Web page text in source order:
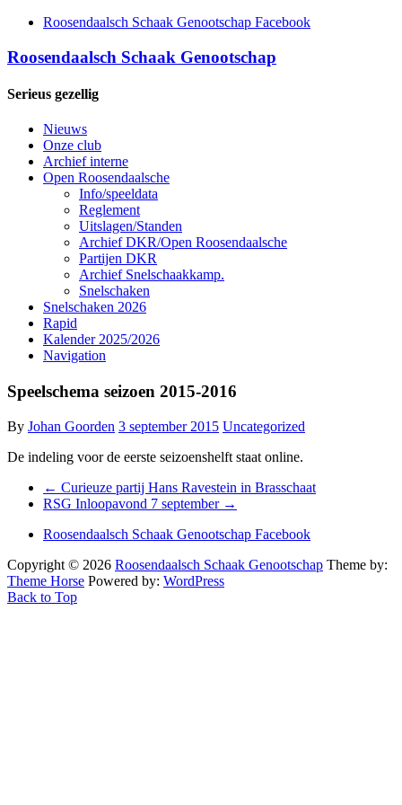
Roosendaalsch Schaak Genootschap Facebook
Roosendaalsch Schaak Genootschap
Serieus gezellig
Nieuws
Onze club
Archief interne
Open Roosendaalsche
Info/speeldata
Reglement
Uitslagen/Standen
Archief DKR/Open Roosendaalsche
Partijen DKR
Archief Snelschaakkamp.
Snelschaken
Snelschaken 2026
Rapid
Kalender 2025/2026
Navigation
Speelschema seizoen 2015-2016
By Johan Goorden 3 september 2015 Uncategorized
De indeling voor de eerste seizoenshelft staat online.
← Curieuze partij Hans Ravestein in Brasschaat
RSG Inloopavond 7 september →
Roosendaalsch Schaak Genootschap Facebook
Copyright © 2026 Roosendaalsch Schaak Genootschap Theme by:
Theme Horse Powered by: WordPress
Back to Top